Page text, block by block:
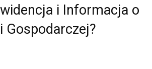
i Informacja o
Gospodarczej?